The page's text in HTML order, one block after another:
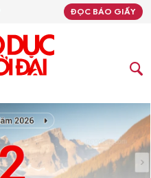
ĐỌC BÁO GIẤY